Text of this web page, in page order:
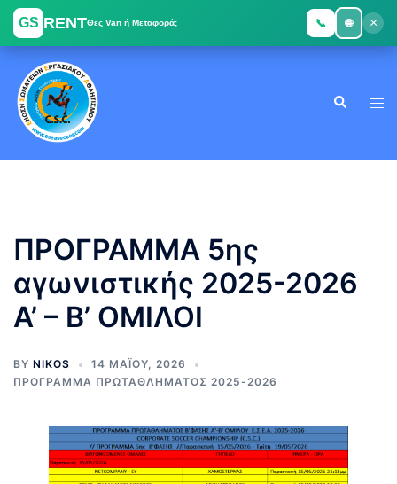
GS RENTΘες Van ή Μεταφορά; 📞 🌐 ×
Skip
content
Search
ΠΡΟΓΡΑΜΜΑ 5ης
αγωνιστικής 2025-2026
Α’ – Β’ ΟΜΙΛΟΙ
BY NIKOS
14 ΜΑΪ́ΟΥ, 2026
ΠΡΟΓΡΑΜΜΑ ΠΡΩΤΑΘΛΗΜΑΤΟΣ 2025-2026